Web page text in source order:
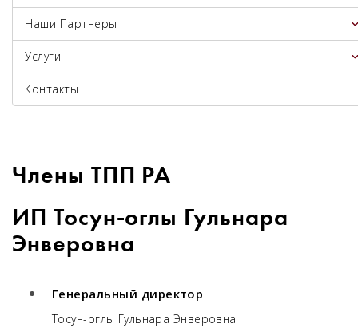
Наши Партнеры
Услуги
Контакты
Члены ТПП РА
ИП Тосун-оглы Гульнара
Энверовна
Генеральный директор
Тосун-оглы Гульнара Энверовна